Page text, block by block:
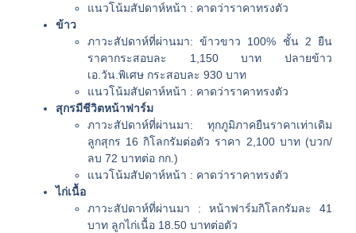
แนวโน้มสัปดาห์หน้า : คาดว่าราคาทรงตัว
ข้าว
ภาวะสัปดาห์ที่ผ่านมา: ข้าวขาว 100% ชั้น 2 ยืน
ราคากระสอบละ 1,150 บาท ปลายข้าว
เอ.วัน.พิเศษ กระสอบละ 930 บาท
แนวโน้มสัปดาห์หน้า : คาดว่าราคาทรงตัว
สุกรมีชีวิตหน้าฟาร์ม
ภาวะสัปดาห์ที่ผ่านมา: ทุกภูมิภาคยืนราคาเท่าเดิม
ลูกสุกร 16 กิโลกรัมต่อตัว ราคา 2,100 บาท (บวก/
ลบ 72 บาทต่อ กก.)
แนวโน้มสัปดาห์หน้า : คาดว่าราคาทรงตัว
ไก่เนื้อ
ภาวะสัปดาห์ที่ผ่านมา : หน้าฟาร์มกิโลกรัมละ 41
บาท ลูกไก่เนื้อ 18.50 บาทต่อตัว